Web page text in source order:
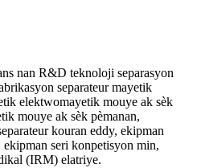
nan R&D teknoloji separasyon
separateur mayetik
elektwomayetik mouye ak sèk
mouye ak sèk pèmanan,
kouran eddy, ekipman
seri konpetisyon min,
(IRM) elatriye.